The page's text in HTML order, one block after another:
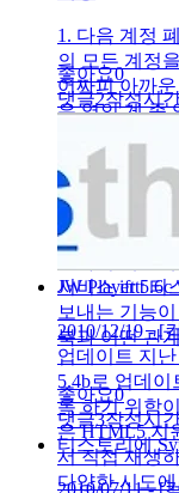
1. 다음 계정
의 모든 계정
어짜피 아까
은 엮인 게 좀
피플이 설치
없다. 또, 티
발행되었다.
은 티스토리
만, 이런 쥐똥
요하기 때문
서비스 ifttt 티
보내는 기능
북과 어떤 관
좋아요0
댓글2작성시
JW Player
2010/12/19 - [
업데이트 지
5.4b로 업데
록 하기 위함
은 HTML5 지
서 직접 재생
다양한 시도
좋아요0
댓글3작성시
티스토리에